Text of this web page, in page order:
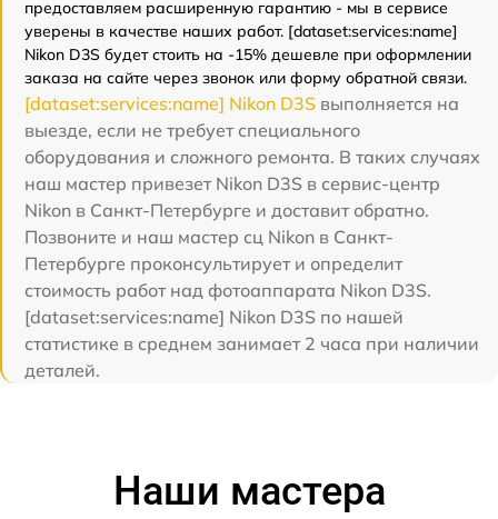
предоставляем расширенную гарантию - мы в сервисе
уверены в качестве наших работ. [dataset:services:name]
Nikon D3S будет стоить на -15% дешевле при оформлении
заказа на сайте через звонок или форму обратной связи.
[dataset:services:name] Nikon D3S выполняется на
выезде, если не требует специального
оборудования и сложного ремонта. В таких случаях
наш мастер привезет Nikon D3S в сервис-центр
Nikon в Санкт-Петербурге и доставит обратно.
Позвоните и наш мастер сц Nikon в Санкт-
Петербурге проконсультирует и определит
стоимость работ над фотоаппарата Nikon D3S.
[dataset:services:name] Nikon D3S по нашей
статистике в среднем занимает 2 часа при наличии
деталей.
Наши мастера